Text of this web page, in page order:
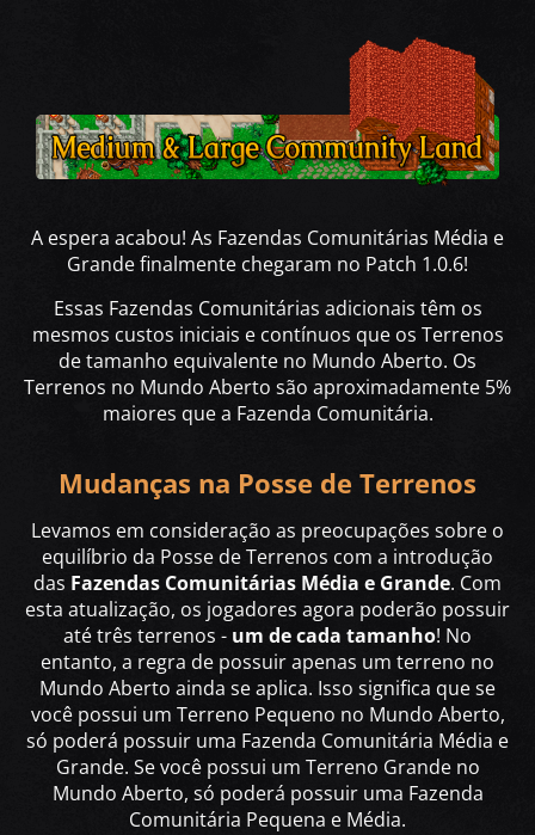
A espera acabou! As Fazendas Comunitárias Média e
Grande finalmente chegaram no Patch 1.0.6!
Essas Fazendas Comunitárias adicionais têm os
mesmos custos iniciais e contínuos que os Terrenos
de tamanho equivalente no Mundo Aberto. Os
Terrenos no Mundo Aberto são aproximadamente 5%
maiores que a Fazenda Comunitária.
Mudanças na Posse de Terrenos
Levamos em consideração as preocupações sobre o
equilíbrio da Posse de Terrenos com a introdução
das Fazendas Comunitárias Média e Grande. Com
esta atualização, os jogadores agora poderão possuir
até três terrenos - um de cada tamanho! No
entanto, a regra de possuir apenas um terreno no
Mundo Aberto ainda se aplica. Isso significa que se
você possui um Terreno Pequeno no Mundo Aberto,
só poderá possuir uma Fazenda Comunitária Média e
Grande. Se você possui um Terreno Grande no
Mundo Aberto, só poderá possuir uma Fazenda
Comunitária Pequena e Média.